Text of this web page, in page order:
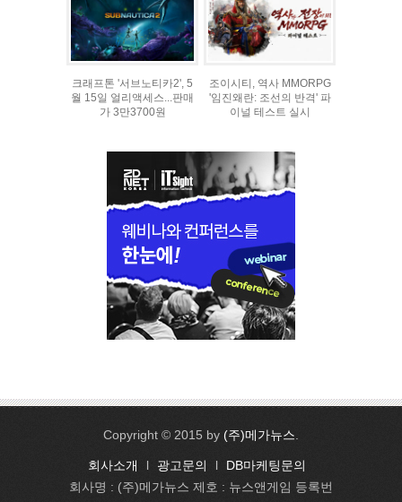
크래프톤 '서브노티카2', 5
월 15일 얼리액세스...판매
가 3만3700원
조이시티, 역사 MMORPG
'임진왜란: 조선의 반격' 파
이널 테스트 실시
Copyright © 2015 by (주)메가뉴스
회사소개 l 광고문의 l
DB마케팅문의
회사명 : (주)메가뉴스 제호 : 뉴스앤게임 등록번